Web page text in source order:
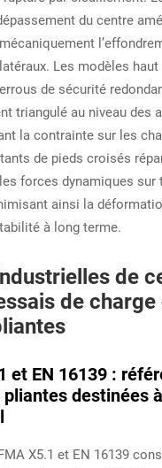
du centre
Les modèles haut
de sécurité
triangulé au niveau des
la contrainte sur les
de pieds croisés
forces dynamiques sur
ainsi la
à long terme.
de
de charge
et EN 16139 :
destinées
X5.1 et EN 16139